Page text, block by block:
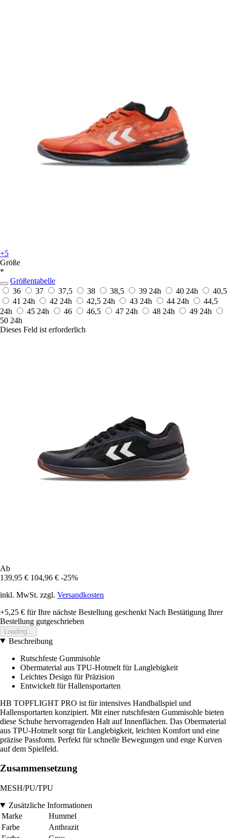
+5
Größe
*
Größentabelle
36
37 37,5 38 38,5 39 24h 40 24h
40,5
41 24h 42 24h 42,5 24h 43 24h 44 24h
44,5
24h
45 24h 46 46,5 47 24h 48 24h 49 24h
50 24h
Dieses Feld ist erforderlich
Ab
139,95 € 104,96 € -25%
inkl. MwSt. zzgl. Versandkosten
+5,25 € für Ihre nächste Bestellung geschenkt Nach Bestätigung Ihrer
Bestellung gutgeschrieben
Loading...
Beschreibung
Rutschfeste Gummisohle
Obermaterial aus TPU-Hotmelt für Langlebigkeit
Leichtes Design für Präzision
Entwickelt für Hallensportarten
HB TOPFLIGHT PRO ist für intensives Handballspiel und
Hallensportarten konzipiert. Mit einer rutschfesten Gummisohle bieten
diese Schuhe hervorragenden Halt auf Innenflächen. Das Obermaterial
aus TPU-Hotmelt sorgt für Langlebigkeit, leichten Komfort und eine
präzise Passform. Perfekt für schnelle Bewegungen und enge Kurven
auf dem Spielfeld.
Zusammensetzung
MESH/PU/TPU
Zusätzliche Informationen
Marke
Hummel
Farbe
Anthrazit